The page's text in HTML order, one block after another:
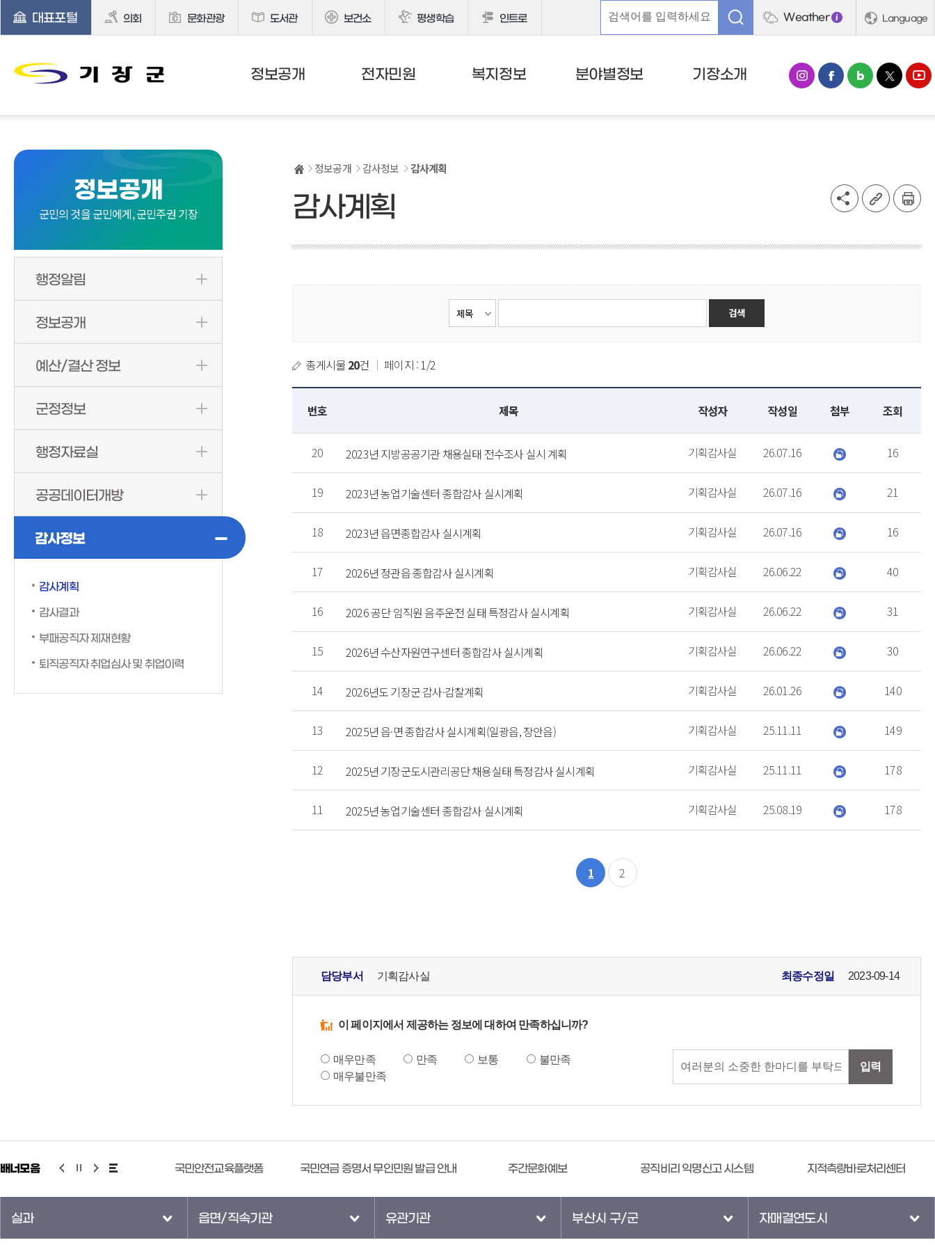
대표포털 의회 문화관광 도서관 보건소 평생학습 인트로 Weather Language
정보공개 전자민원 복지정보 분야별정보 기장소개
정보공개
군민의 것을 군민에게, 군민주권 기장
행정알림
정보공개
예산/결산 정보
군정정보
행정자료실
공공데이터개방
감사정보
감사계획
감사결과
부패공직자 제재현황
퇴직공직자 취업심사 및 취업이력
정보공개 감사정보 감사계획
감사계획
총게시물 20건 ｜ 페이지 : 1/2
번호 제목 작성자 작성일 첨부 조회
20 2023년 지방공공기관 채용실태 전수조사 실시 계획 기획감사실 26.07.16 16
19 2023년 농업기술센터 종합감사 실시계획 기획감사실 26.07.16 21
18 2023년 읍면종합감사 실시계획 기획감사실 26.07.16 16
17 2026년 정관읍 종합감사 실시계획 기획감사실 26.06.22 40
16 2026 공단 임직원 음주운전 실태 특정감사 실시계획 기획감사실 26.06.22 31
15 2026년 수산자원연구센터 종합감사 실시계획 기획감사실 26.06.22 30
14 2026년도 기장군 감사·감찰계획 기획감사실 26.01.26 140
13 2025년 읍·면 종합감사 실시계획(일광읍, 장안읍) 기획감사실 25.11.11 149
12 2025년 기장군도시관리공단 채용실태 특정감사 실시계획 기획감사실 25.11.11 178
11 2025년 농업기술센터 종합감사 실시계획 기획감사실 25.08.19 178
1 2
담당부서 기획감사실 최종수정일 2023-09-14
이 페이지에서 제공하는 정보에 대하여 만족하십니까?
매우만족 만족 보통
불만족
매우불만족
입력
배너모음기상청 누리예보 국민안전교육플랫폼 국민연금 증명서 무인민원 발급 안내 주간문화예보 공직비리 익명신고 시스템 지적측량바로처리센터
실과 읍면/직속기관 유관기관 부산시 구/군 자매결연도시